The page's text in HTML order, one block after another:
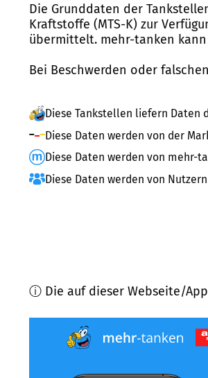
Die Grunddaten der
Kraftstoffe (MTS-K) zur
übermittelt. mehr-tanken
Bei Beschwerden oder
Diese Tankstellen liefern Daten
Diese Daten werden von der
Diese Daten werden von mehr-
Diese Daten werden von
ⓘ Die auf dieser Webseite/